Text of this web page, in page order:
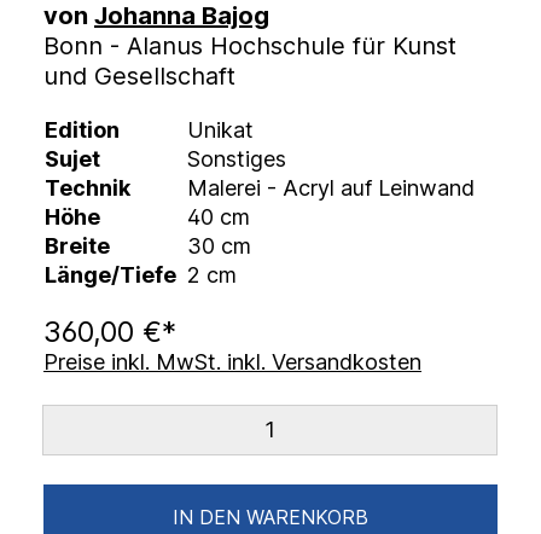
von Johanna Bajog
Bonn - Alanus Hochschule für Kunst
und Gesellschaft
Edition
Unikat
Sujet
Sonstiges
Technik
Malerei - Acryl auf Leinwand
Höhe
40 cm
Breite
30 cm
Länge/Tiefe 2 cm
360,00 €*
Preise inkl. MwSt. inkl. Versandkosten
IN DEN WARENKORB